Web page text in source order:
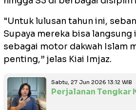
"Untuk lulusan tahun ini,
Supaya mereka bisa
sebagai motor dakwah Islam
penting,” jelas Kiai Imjaz.
Sabtu, 27 Jun 2026 13:12 WIB
Perjalanan Tengkar